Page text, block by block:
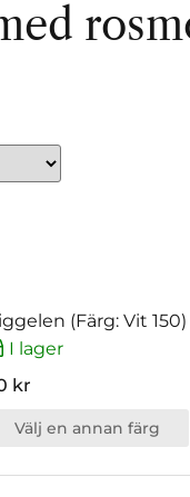
(Färg: Vit 150)
I lager
kr
Välj en annan färg